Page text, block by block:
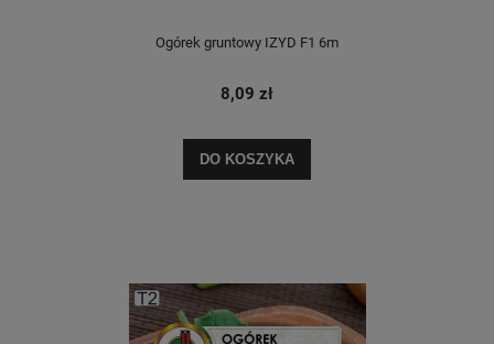
Ogórek gruntowy IZYD F1 6m
8,09 zł
DO KOSZYKA